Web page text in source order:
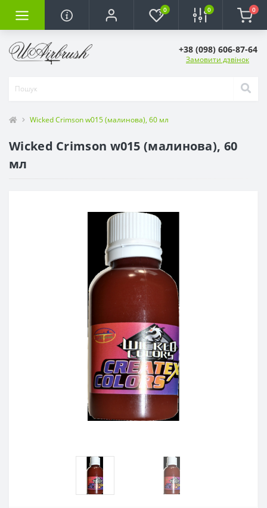
0 0 0
+38 (098) 606-87-64
Замовити дзвінок
Wicked Crimson w015 (малинова), 60 мл
Wicked Crimson w015 (малинова), 60
мл